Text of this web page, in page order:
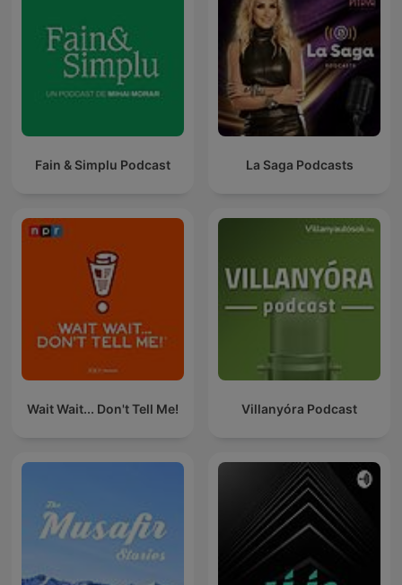
Fain & Simplu Podcast La Saga Podcasts
Wait Wait... Don't Tell Me! Villanyóra Podcast